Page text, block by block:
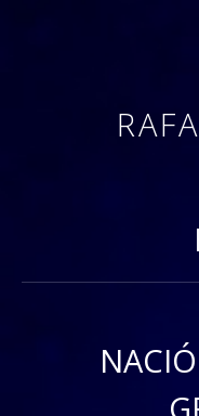
PIANISTA Y